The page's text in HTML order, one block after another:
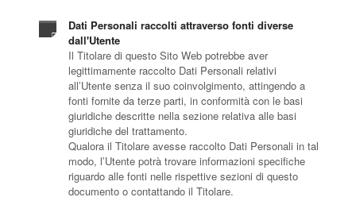
Dati Personali raccolti attraverso fonti diverse
dall'Utente
Il Titolare di questo Sito Web potrebbe aver
legittimamente raccolto Dati Personali relativi
all’Utente senza il suo coinvolgimento, attingendo a
fonti fornite da terze parti, in conformità con le basi
giuridiche descritte nella sezione relativa alle basi
giuridiche del trattamento.
Qualora il Titolare avesse raccolto Dati Personali in tal
modo, l’Utente potrà trovare informazioni specifiche
riguardo alle fonti nelle rispettive sezioni di questo
documento o contattando il Titolare.